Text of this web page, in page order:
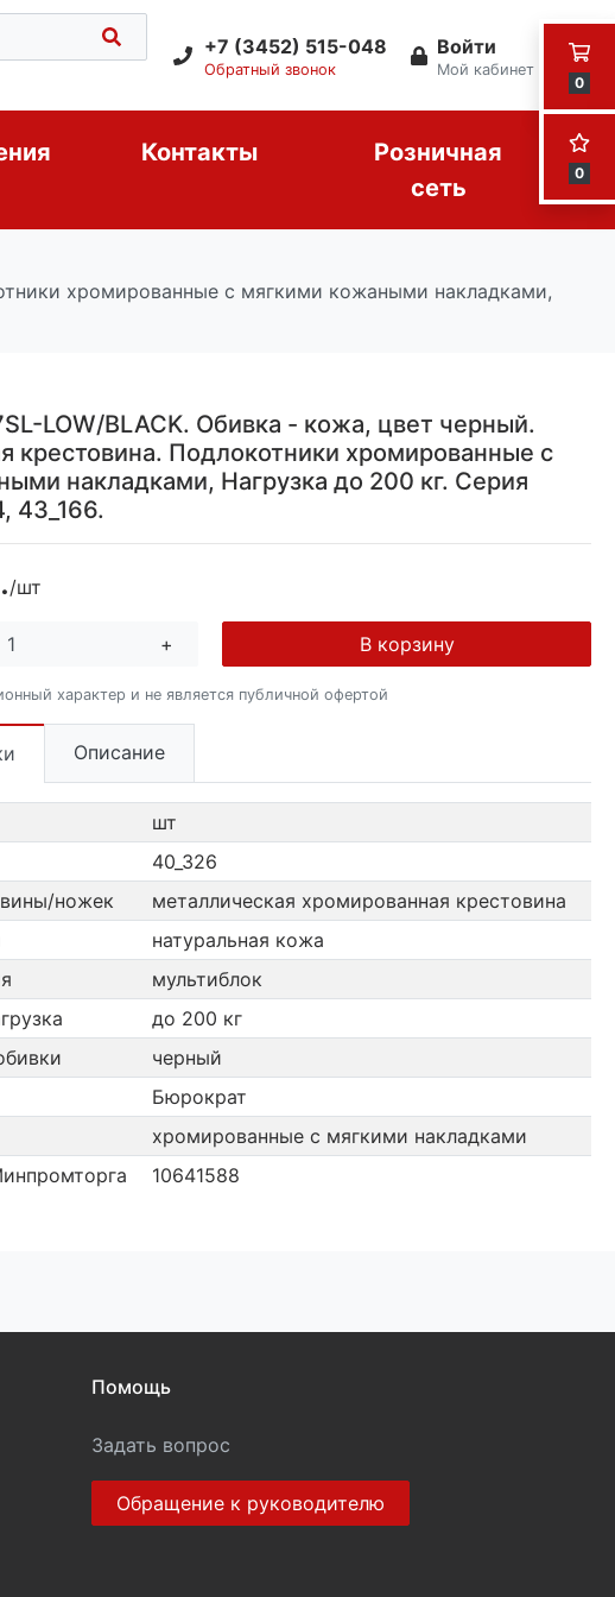
0
0
+7 (3452) 515-048
Обратный звонок
Войти
Мой кабинет
Контакты
Розничная
сеть
хромированные с мягкими кожаными накладками,
LOW/BLACK. Обивка - кожа, цвет черный.
крестовина. Подлокотники хромированные с
накладками, Нагрузка до 200 кг. Серия
43_166.
/шт
+ В корзину
характер и не является публичной офертой
Описание
шт
40_326
ножек
металлическая хромированная крестовина
натуральная кожа
мультиблок
до 200 кг
черный
Бюрократ
хромированные с мягкими накладками
10641588
Помощь
Задать вопрос
Обращение к руководителю